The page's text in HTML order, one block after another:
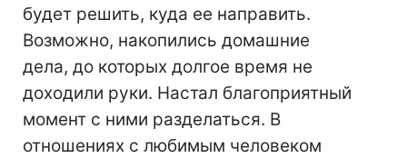
будет решить, куда ее направить.
Возможно, накопились домашние
дела, до которых долгое время не
доходили руки. Настал благоприятный
момент с ними разделаться. В
отношениях с любимым человеком